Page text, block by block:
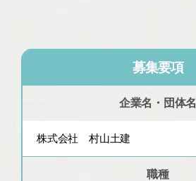
募集要項
企業名・団体名
株式会社 村山土建
職種